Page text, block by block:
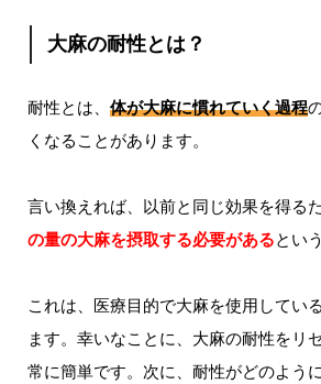
大麻の耐性とは？
耐性とは、 体が大麻に慣れていく過程
くなることがあります。
言い換えれば、以前と同じ効果を得るた
の量の大麻を摂取する必要があるとい
これは、医療目的で大麻を使用してい
ます。幸いなことに、大麻の耐性をリ
常に簡単です。次に、耐性がどのよう